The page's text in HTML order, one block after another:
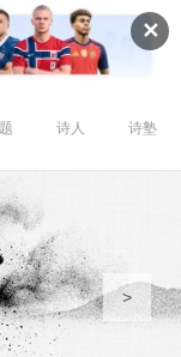
✕
诗人 诗塾
>